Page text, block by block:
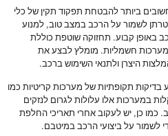
ביותר להבטחת תפקוד תקין של כלי
לשמור על הרכב במצב טוב, למנוע
באופן קבוע. תחזוקה שוטפת כוללת
חשמליות. מומלץ לבצע את
היצרן ולתנאי השימוש ברכב.
תקופתיות של מערכות קריטיות כמו
במערכות אלו עלולות לגרום לנזקים
כמו כן, יש לעקוב אחרי תאריכי החלפת
לשמור על ביצועי הרכב במיטבם.